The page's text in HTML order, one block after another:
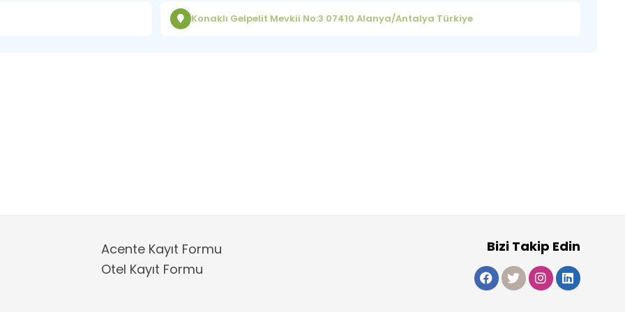
Konaklı Gelpelit Mevkii No:3 07410 Alanya/Antalya Türkiye
Acente Kayıt Formu
Otel Kayıt Formu
Bizi Takip Edin